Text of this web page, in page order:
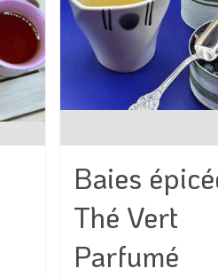
sur
la
page
du
Baies
Thé Vert
Parfumé